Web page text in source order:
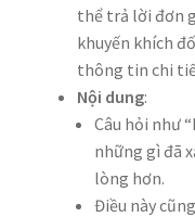
thể trả lời đơn
khuyến khích
thông tin chi
Nội dung:
Câu hỏi như
những gì đã
lòng hơn.
Điều này